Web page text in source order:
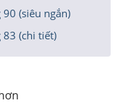
(siêu ngắn)
83 (chi tiết)